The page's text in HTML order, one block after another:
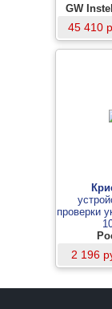
GW
45 410
проверки
2 196